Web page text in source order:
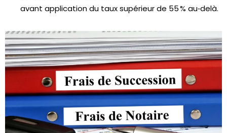
avant application du taux supérieur de 55 % au‑delà.